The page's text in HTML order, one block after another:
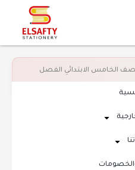
الخامس الابتدائي الفصل